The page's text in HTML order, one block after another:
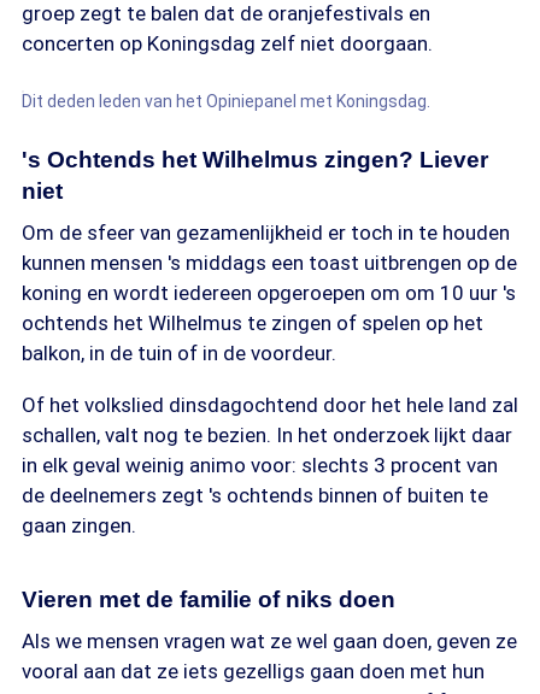
groep zegt te balen dat de oranjefestivals en
concerten op Koningsdag zelf niet doorgaan.
Dit deden leden van het Opiniepanel met Koningsdag.
's Ochtends het Wilhelmus zingen? Liever
niet
Om de sfeer van gezamenlijkheid er toch in te houden
kunnen mensen 's middags een toast uitbrengen op de
koning en wordt iedereen opgeroepen om om 10 uur 's
ochtends het Wilhelmus te zingen of spelen op het
balkon, in de tuin of in de voordeur.
Of het volkslied dinsdagochtend door het hele land zal
schallen, valt nog te bezien. In het onderzoek lijkt daar
in elk geval weinig animo voor: slechts 3 procent van
de deelnemers zegt 's ochtends binnen of buiten te
gaan zingen.
Vieren met de familie of niks doen
Als we mensen vragen wat ze wel gaan doen, geven ze
vooral aan dat ze iets gezelligs gaan doen met hun